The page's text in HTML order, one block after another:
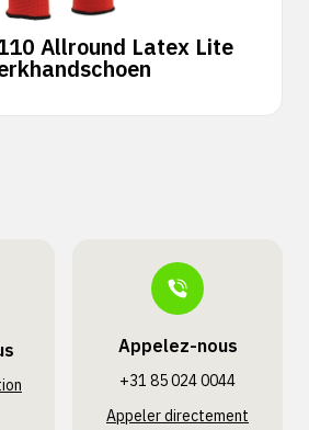
Allround Latex Lite
Appelez-nous
+31 85 024 0044
Appeler directement